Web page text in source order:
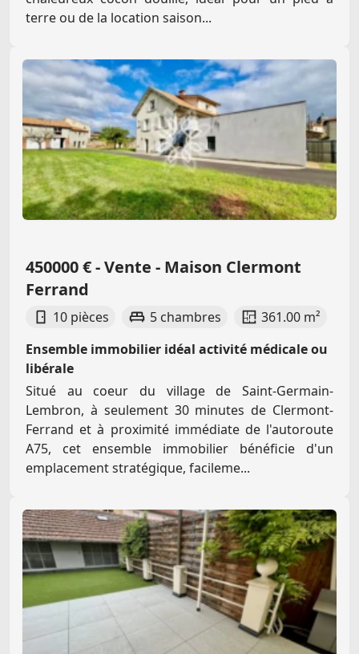
terre ou de la location saison...
450000 € - Vente - Maison Clermont
Ferrand
10 pièces 5 chambres
361.00 m²
Ensemble immobilier idéal activité médicale ou
libérale
Situé au coeur du village de Saint-Germain-
Lembron, à seulement 30 minutes de Clermont-
Ferrand et à proximité immédiate de l'autoroute
A75, cet ensemble immobilier bénéficie d'un
emplacement stratégique, facileme...